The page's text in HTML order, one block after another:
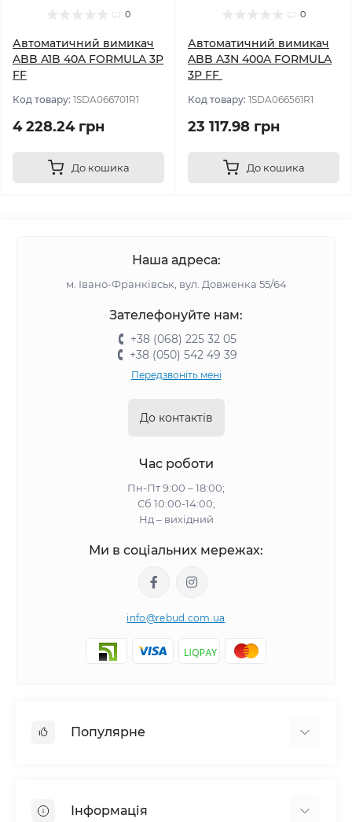
0
Автоматичний вимикач
ABB A1B 40A FORMULA 3P
FF
Код товару: 1SDA066701R1
4 228.24 грн
До кошика
0
Автоматичний вимикач
ABB A3N 400A FORMULA
3P FF
Код товару: 1SDA066561R1
23 117.98 грн
До кошика
Наша адреса:
м. Івано-Франківськ, вул. Довженка 55/64
Зателефонуйте нам:
+38 (068) 225 32 05
+38 (050) 542 49 39
Передзвоніть мені
До контактів
Час роботи
Пн-Пт 9:00 – 18:00;
Сб 10:00-14:00;
Нд – вихідний
Ми в соціальних мережах:
info@rebud.com.ua
Популярне
Гіпсокартонні системи
Інформація